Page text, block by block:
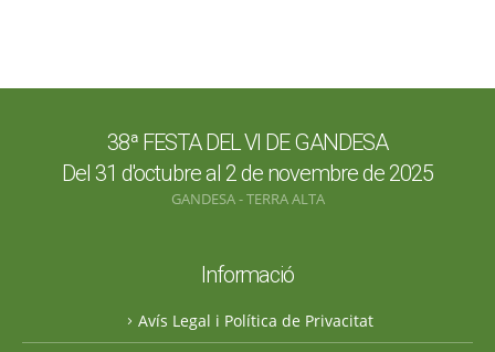
38ª FESTA DEL VI DE GANDESA
Del 31 d'octubre al 2 de novembre de 2025
GANDESA - TERRA ALTA
Informació
Avís Legal i Política de Privacitat